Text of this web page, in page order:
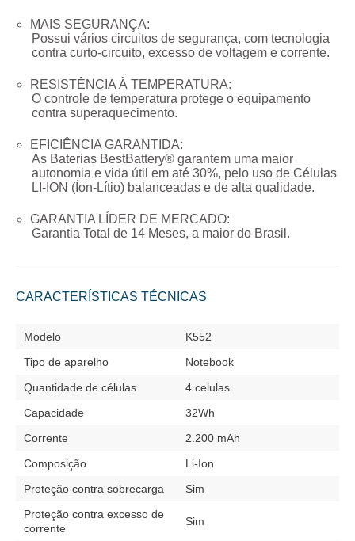
MAIS SEGURANÇA:
Possui vários circuitos de segurança, com tecnologia
contra curto-circuito, excesso de voltagem e corrente.
RESISTÊNCIA À TEMPERATURA:
O controle de temperatura protege o equipamento
contra superaquecimento.
EFICIÊNCIA GARANTIDA:
As Baterias BestBattery® garantem uma maior
autonomia e vida útil em até 30%, pelo uso de Células
LI-ION (Íon-Lítio) balanceadas e de alta qualidade.
GARANTIA LÍDER DE MERCADO:
Garantia Total de 14 Meses, a maior do Brasil.
CARACTERÍSTICAS TÉCNICAS
Modelo
K552
Tipo de aparelho
Notebook
Quantidade de células
4 celulas
Capacidade
32Wh
Corrente
2.200 mAh
Composição
Li-Ion
Proteção contra sobrecarga
Sim
Proteção contra excesso de
corrente
Sim